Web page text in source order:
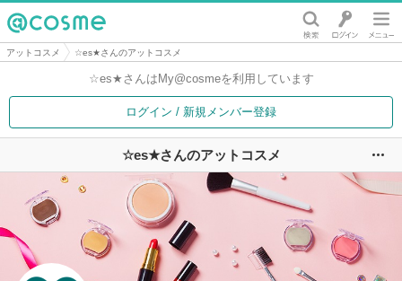
@cosme
アットコスメ ☆es★さんのアットコスメ
☆es★さんは My@cosmeを利用しています
ログイン / 新規メンバー登録
☆es★さんのアットコスメ